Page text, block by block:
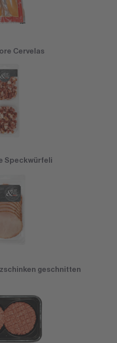
Cervelas
Speckwürfeli
geschnitten